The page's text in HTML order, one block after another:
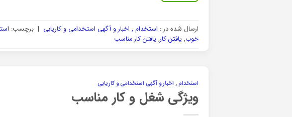
ارسال شده در : استخدام , اخبار و آگهی استخدامی و کاریابی | برچسب:
خوب, یافتن کار, یافتن کار مناسب
استخدام , اخبار و آگهی استخدامی و کاریابی
ویژگی شغل و کار مناسب